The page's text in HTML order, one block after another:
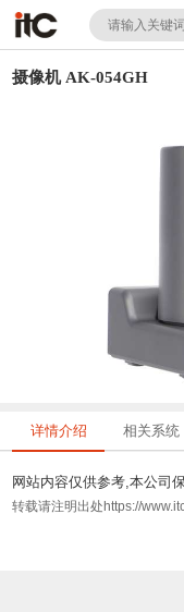
摄像机 AK-054GH
详情介绍 相关系统
网站内容仅供参考,本公司
转载请注明出处https://